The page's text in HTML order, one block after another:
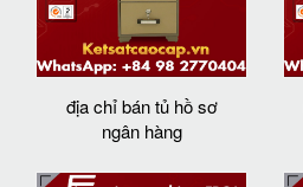
địa chỉ bán tủ hồ sơ
ngân hàng